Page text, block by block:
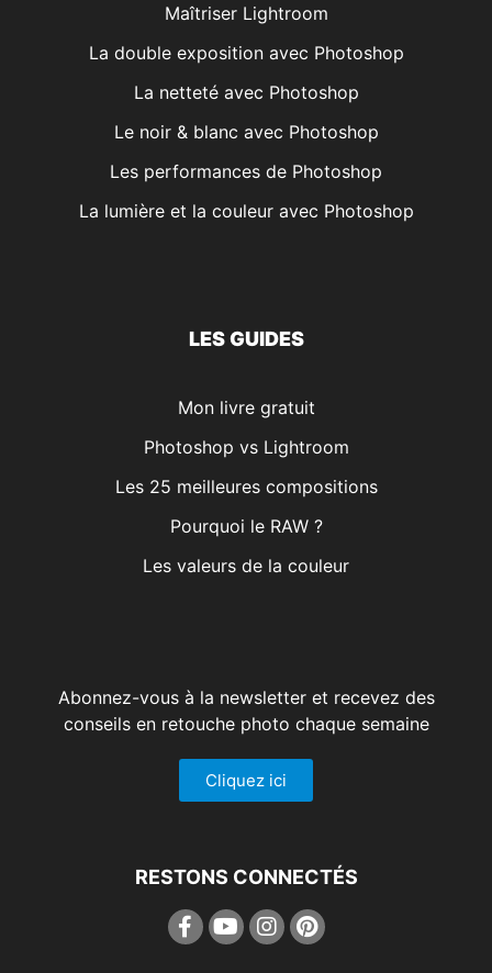
Maîtriser Lightroom
La double exposition avec Photoshop
La netteté avec Photoshop
Le noir & blanc avec Photoshop
Les performances de Photoshop
La lumière et la couleur avec Photoshop
LES GUIDES
Mon livre gratuit
Photoshop vs Lightroom
Les 25 meilleures compositions
Pourquoi le RAW ?
Les valeurs de la couleur
Abonnez-vous à la newsletter et recevez des
conseils en retouche photo chaque semaine
Cliquez ici
RESTONS CONNECTÉS